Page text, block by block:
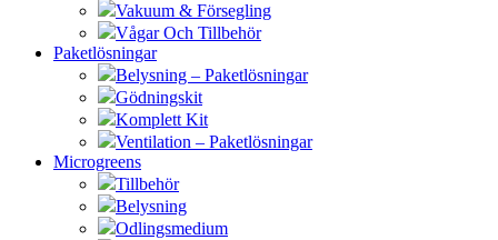
Vakuum & Försegling
Vågar Och Tillbehör
Paketlösningar
Belysning – Paketlösningar
Gödningskit
Komplett Kit
Ventilation – Paketlösningar
Microgreens
Tillbehör
Belysning
Odlingsmedium